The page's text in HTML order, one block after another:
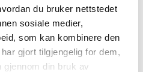
du bruker nettstedet
sosiale medier,
som kan kombinere den
gjort tilgjengelig for dem,
gjennom din bruk av